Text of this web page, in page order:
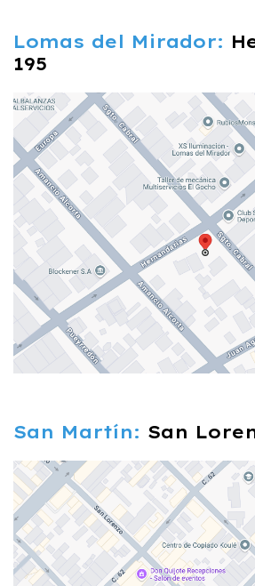
Lomas del Mirador:
195
San Martín: San